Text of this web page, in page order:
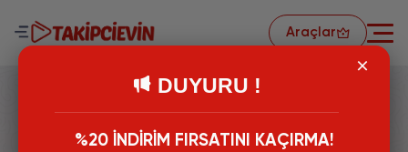
Araçlar
DUYURU !
%20 İNDİRİM FIRSATINI KAÇIRMA!